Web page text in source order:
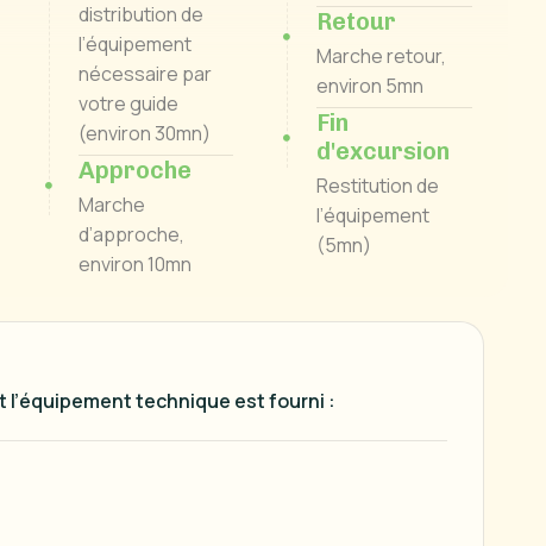
distribution de
l’équipement
nécessaire par
votre guide
(environ 30mn)
Approche
Marche
d’approche,
environ 10mn
Retour
Marche retour,
environ 5mn
Fin
d'excursion
Restitution de
l’équipement
(5mn)
technique est fourni :